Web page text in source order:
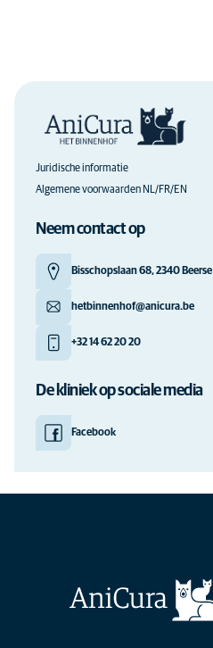
Juridische informatie
Algemene voorwaarden NL/FR/EN
Neem contact op
Bisschopslaan 68, 2340 Beerse
hetbinnenhof@anicura.be
+32 14 62 20 20
De kliniek op sociale media
Facebook